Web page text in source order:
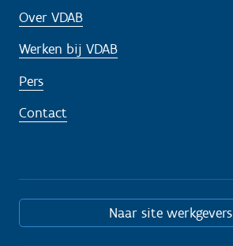
Over VDAB
Werken bij VDAB
Pers
Contact
Naar site werkgevers